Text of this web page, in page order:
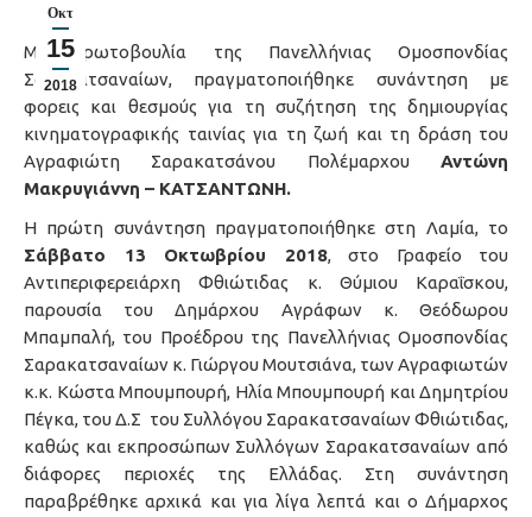
Οκτ
15
2018
Με πρωτοβουλία της Πανελλήνιας Ομοσπονδίας
Σαρακατσαναίων, πραγματοποιήθηκε συνάντηση με
φορείς και θεσμούς για τη συζήτηση της δημιουργίας
κινηματογραφικής ταινίας για τη ζωή και τη δράση του
Αγραφιώτη Σαρακατσάνου Πολέμαρχου Αντώνη
Μακρυγιάννη – ΚΑΤΣΑΝΤΩΝΗ.
Η πρώτη συνάντηση πραγματοποιήθηκε στη Λαμία, το
Σάββατο 13 Οκτωβρίου 2018, στο Γραφείο του
Αντιπεριφερειάρχη Φθιώτιδας κ. Θύμιου Καραΐσκου,
παρουσία του Δημάρχου Αγράφων κ. Θεόδωρου
Μπαμπαλή, του Προέδρου της Πανελλήνιας Ομοσπονδίας
Σαρακατσαναίων κ. Γιώργου Μουτσιάνα, των Αγραφιωτών
κ.κ. Κώστα Μπουμπουρή, Ηλία Μπουμπουρή και Δημητρίου
Πέγκα, του Δ.Σ του Συλλόγου Σαρακατσαναίων Φθιώτιδας,
καθώς και εκπροσώπων Συλλόγων Σαρακατσαναίων από
διάφορες περιοχές της Ελλάδας. Στη συνάντηση
παραβρέθηκε αρχικά και για λίγα λεπτά και ο Δήμαρχος